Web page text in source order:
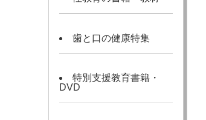
歯と口の健康特集
特別支援教育書籍・
DVD